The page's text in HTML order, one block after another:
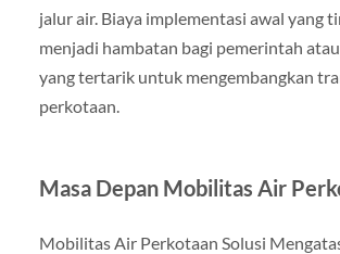
jalur air. Biaya implementasi awal yang
menjadi hambatan bagi pemerintah
yang tertarik untuk mengembangkan
perkotaan.
Masa Depan Mobilitas Air
Mobilitas Air Perkotaan Solusi